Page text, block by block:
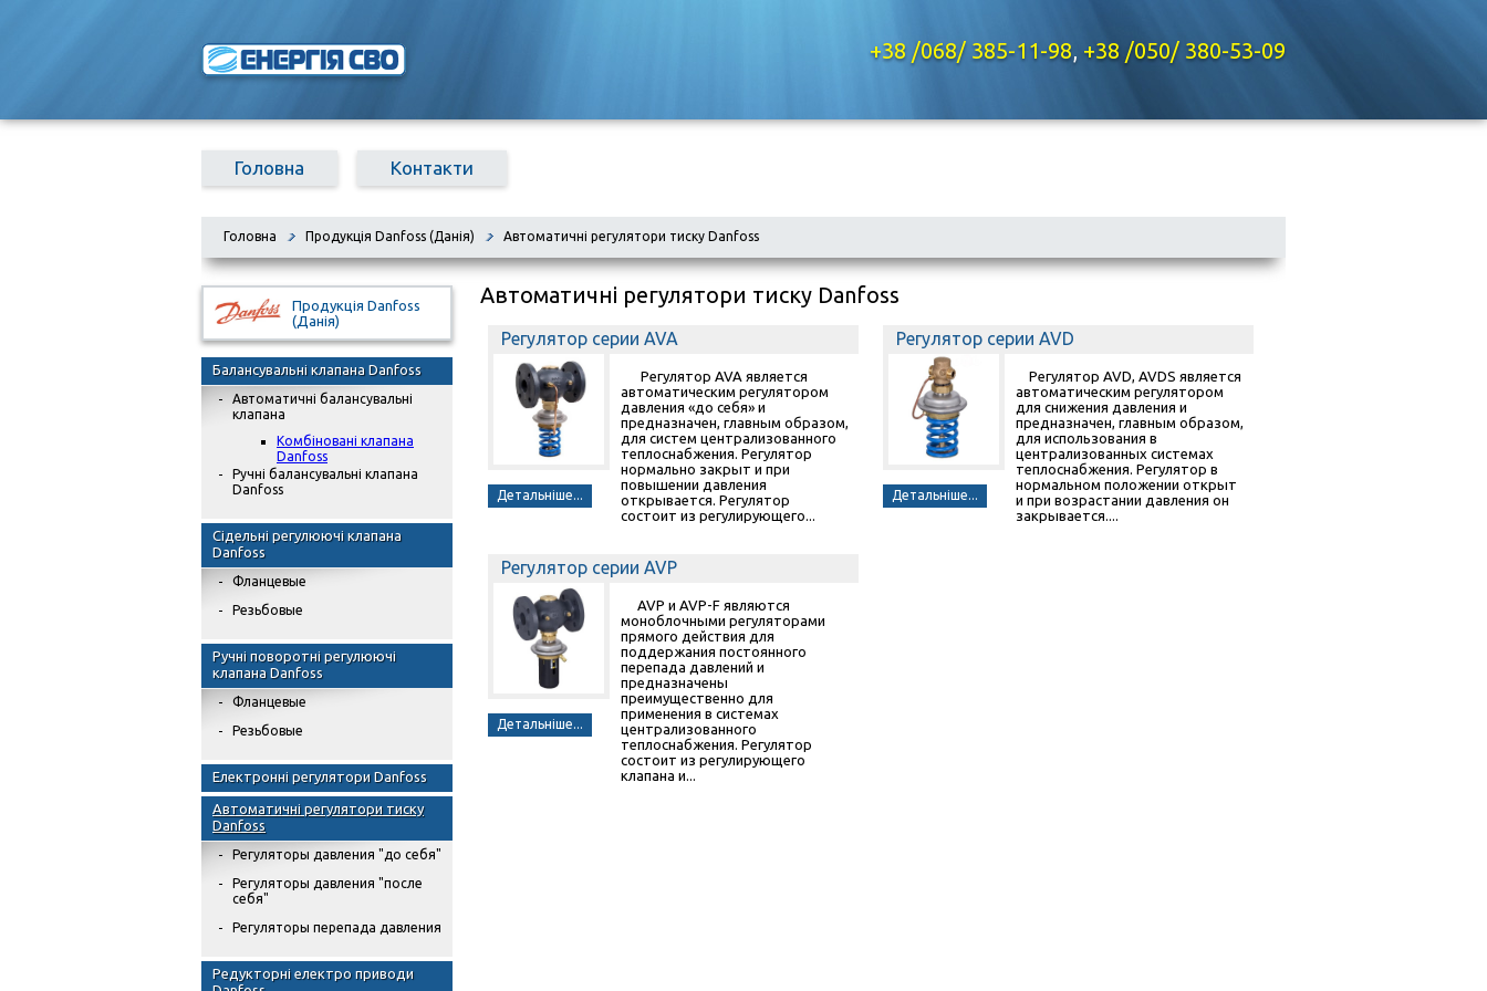
+38 /068/ 385-11-98, +38 /050/ 380-53-09
Головна Контакти
Головна Продукція Danfoss (Данія) Автоматичні регулятори тиску Danfoss
Продукція Danfoss
(Данія)
Балансувальні клапана Danfoss
Автоматичні балансувальні
клапана
Комбіновані клапана
Danfoss
Ручні балансувальні клапана
Danfoss
Сідельні регулюючі клапана
Danfoss
Фланцевые
Резьбовые
Ручні поворотні регулюючі
клапана Danfoss
Фланцевые
Резьбовые
Електронні регулятори Danfoss
Автоматичні регулятори тиску
Danfoss
Регуляторы давления "до себя"
Регуляторы давления "после
себя"
Регуляторы перепада давления
Редукторні електро приводи
Автоматичні регулятори тиску Danfoss
Регулятор серии AVA
Детальніше...
Регулятор AVA является
автоматическим регулятором
давления «до себя» и
предназначен, главным образом,
для систем централизованного
теплоснабжения. Регулятор
нормально закрыт и при
повышении давления
открывается. Регулятор
состоит из регулирующего...
Регулятор серии AVD
Детальніше...
Регулятор AVD, AVDS является
автоматическим регулятором
для снижения давления и
предназначен, главным образом,
для использования в
централизованных системах
теплоснабжения. Регулятор в
нормальном положении открыт
и при возрастании давления он
закрывается....
Регулятор серии AVP
Детальніше...
AVP и AVP-F являются
моноблочными регуляторами
прямого действия для
поддержания постоянного
перепада давлений и
предназначены
преимущественно для
применения в системах
централизованного
теплоснабжения. Регулятор
состоит из регулирующего
клапана и...